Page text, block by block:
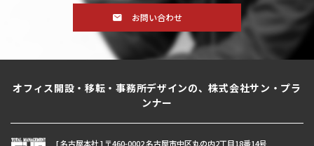
お問い合わせ
オフィス開設・移転・事務所デザインの、株式会社サン・プラ
ンナー
[ 名古屋本社 ] 〒460-0002 名古屋市中区丸の内2丁目18番14号